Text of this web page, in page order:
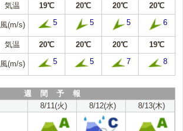
気温 19℃ 20℃ 20℃ 20℃
風(m/s) 5 5 5 6
気温 20℃ 20℃ 20℃ 19℃
風(m/s) 5 5 7 8
週 間 予 報
8/11(火) 8/12(水) 8/13(木)